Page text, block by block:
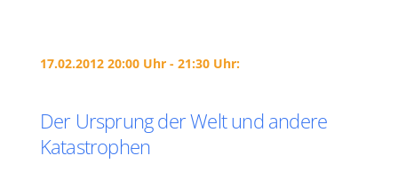
17.02.2012 20:00 Uhr - 21:30 Uhr:
Der Ursprung der Welt und andere
Katastrophen